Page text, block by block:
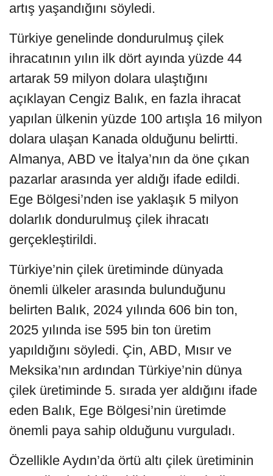
artış yaşandığını söyledi.
Türkiye genelinde dondurulmuş çilek
ihracatının yılın ilk dört ayında yüzde 44
artarak 59 milyon dolara ulaştığını
açıklayan Cengiz Balık, en fazla ihracat
yapılan ülkenin yüzde 100 artışla 16 milyon
dolara ulaşan Kanada olduğunu belirtti.
Almanya, ABD ve İtalya’nın da öne çıkan
pazarlar arasında yer aldığı ifade edildi.
Ege Bölgesi’nden ise yaklaşık 5 milyon
dolarlık dondurulmuş çilek ihracatı
gerçekleştirildi.
Türkiye’nin çilek üretiminde dünyada
önemli ülkeler arasında bulunduğunu
belirten Balık, 2024 yılında 606 bin ton,
2025 yılında ise 595 bin ton üretim
yapıldığını söyledi. Çin, ABD, Mısır ve
Meksika’nın ardından Türkiye’nin dünya
çilek üretiminde 5. sırada yer aldığını ifade
eden Balık, Ege Bölgesi’nin üretimde
önemli paya sahip olduğunu vurguladı.
Özellikle Aydın’da örtü altı çilek üretiminin